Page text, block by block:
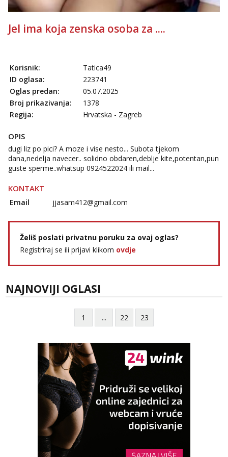
Jel ima koja zenska osoba za ....
Korisnik:
Tatica49
ID oglasa:
223741
Oglas predan:
05.07.2025
Broj prikazivanja:
1378
Regija:
Hrvatska - Zagreb
OPIS
dugi liz po pici? A moze i vise nesto... Subota tjekom
dana,nedelja navecer.. solidno obdaren,deblje kite,potentan,pun
guste sperme..whatsup 0924522024 ili mail...
KONTAKT
Email jjasam412@gmail.com
Želiš poslati privatnu poruku za ovaj oglas?
Registriraj se ili prijavi klikom ovdje
NAJNOVIJI OGLASI
1 ... 22 23